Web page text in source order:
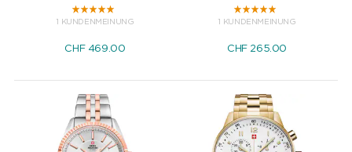
1 KUNDENMEINUNG
CHF 469.00
1 KUNDENMEINUNG
CHF 265.00